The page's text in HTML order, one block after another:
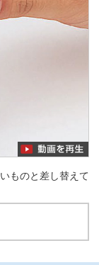
ものと差し替えて